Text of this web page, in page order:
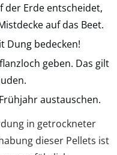
der Erde entscheidet,
auf das Beet.
Dung bedecken!
geben. Das gilt
austauschen.
in getrockneter
dieser Pellets ist